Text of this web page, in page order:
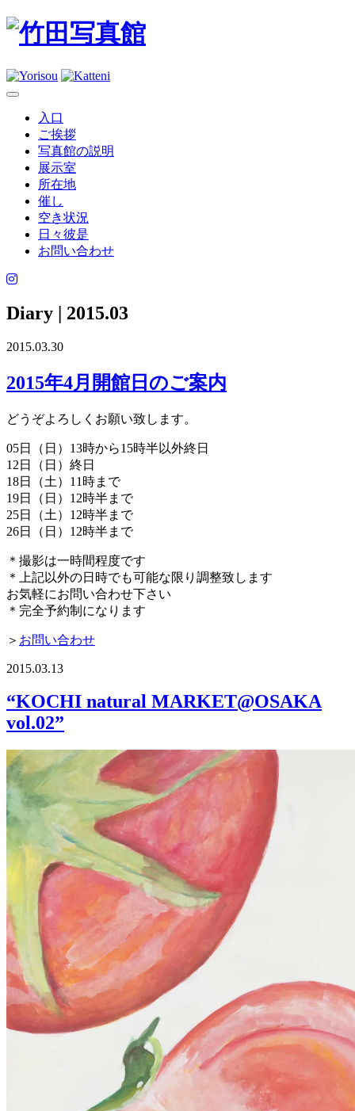
入口
ご挨拶
写真館の説明
展示室
所在地
催し
空き状況
日々彼是
お問い合わせ
Diary | 2015.03
2015.03.30
2015年4月開館日のご案内
どうぞよろしくお願い致します。
05日（日）13時から15時半以外終日
12日（日）終日
18日（土）11時まで
19日（日）12時半まで
25日（土）12時半まで
26日（日）12時半まで
＊撮影は一時間程度です
＊上記以外の日時でも可能な限り調整致します
お気軽にお問い合わせ下さい
＊完全予約制になります
＞ お問い合わせ
2015.03.13
“KOCHI natural MARKET@OSAKA
vol.02”